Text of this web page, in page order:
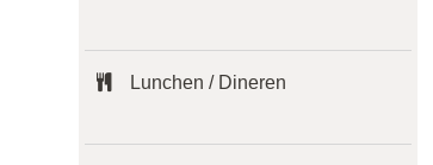
Lunchen / Dineren